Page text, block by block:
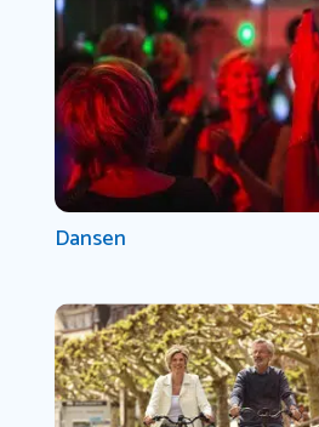
Dansen